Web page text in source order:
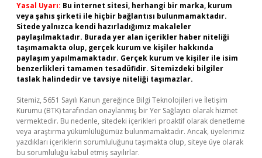
Yasal Uyarı: Bu internet sitesi, herhangi bir marka, kurum
veya şahıs şirketi ile hiçbir bağlantısı bulunmamaktadır.
Sitede yalnızca kendi hazırladığımız makaleler
paylaşılmaktadır. Burada yer alan içerikler haber niteliği
taşımamakta olup, gerçek kurum ve kişiler hakkında
paylaşım yapılmamaktadır. Gerçek kurum ve kişiler ile isim
benzerlikleri tamamen tesadüfidir. Sitemizdeki bilgiler
taslak halindedir ve tavsiye niteliği taşımazlar.
Sitemiz, 5651 Sayılı Kanun gereğince Bilgi Teknolojileri ve İletişim
Kurumu (BTK) tarafından onaylanmış bir Yer Sağlayıcı olarak hizmet
vermektedir. Bu nedenle, sitedeki içerikleri proaktif olarak denetleme
veya araştırma yükümlülüğümüz bulunmamaktadır. Ancak, üyelerimiz
yazdıkları içeriklerin sorumluluğunu taşımakta olup, siteye üye olarak
bu sorumluluğu kabul etmiş sayılırlar.